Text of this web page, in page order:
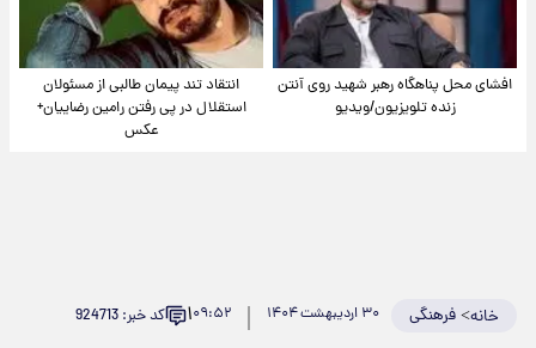
افشای محل پناهگاه‌ رهبر شهید روی آنتن
زنده تلویزیون/ویدیو
انتقاد تند پیمان طالبی از مسئولان
استقلال در پی رفتن رامین رضاییان+
عکس
خانه>فرهنگی ۳۰ اردیبهشت ۱۴۰۴ ۰۹:۵۲۱ کد خبر: 924713